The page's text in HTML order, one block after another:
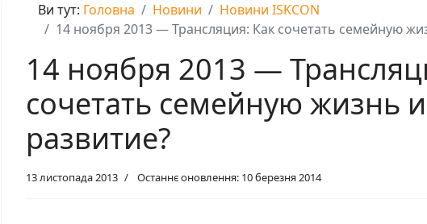
Ви тут: Головна Новини
Новини ISKCON
14 ноября 2013 — Трансляция: Как сочетать семейную
14 ноября 2013 —
сочетать семейную жизнь
развитие?
13 листопада 2013 Останнє оновлення: 10 березня 2014